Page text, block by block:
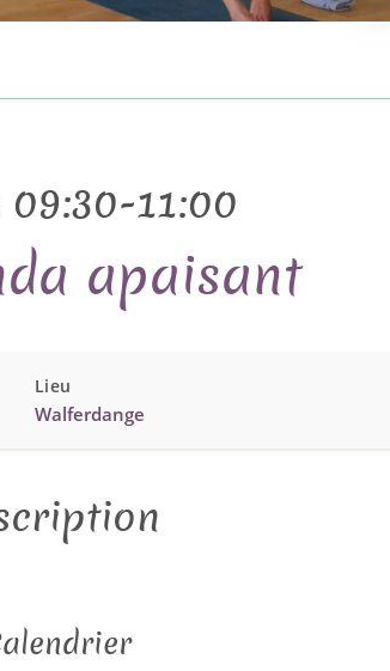
09:30-11:00
apaisant
Lieu
Walferdange